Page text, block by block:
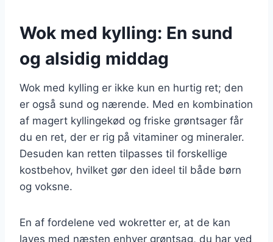
Wok med kylling: En sund
og alsidig middag
Wok med kylling er ikke kun en hurtig ret; den
er også sund og nærende. Med en kombination
af magert kyllingekød og friske grøntsager får
du en ret, der er rig på vitaminer og mineraler.
Desuden kan retten tilpasses til forskellige
kostbehov, hvilket gør den ideel til både børn
og voksne.
En af fordelene ved wokretter er, at de kan
laves med næsten enhver grøntsag, du har ved